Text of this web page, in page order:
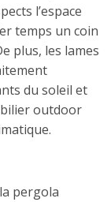
l’espace
temps un coin
plus, les lames
du soleil et
outdoor
pergola